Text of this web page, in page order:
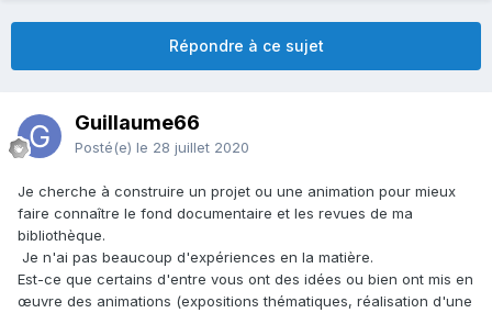
Répondre à ce sujet
Guillaume66
Posté(e) le 28 juillet 2020
Je cherche à construire un projet ou une animation pour mieux
faire connaître le fond documentaire et les revues de ma
bibliothèque.
Je n'ai pas beaucoup d'expériences en la matière.
Est-ce que certains d'entre vous ont des idées ou bien ont mis en
œuvre des animations (expositions thématiques, réalisation d'une